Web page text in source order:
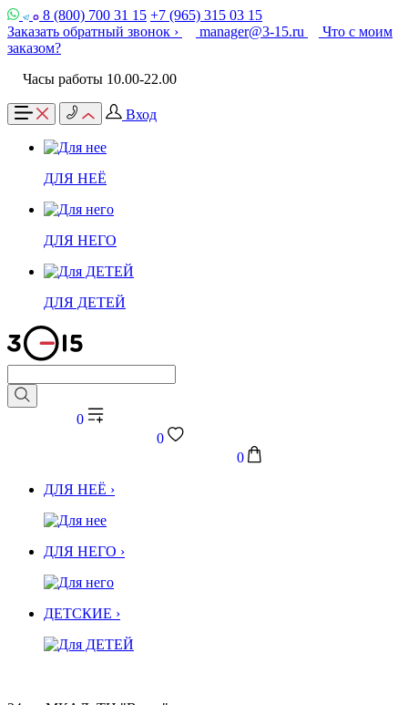
8 (800) 700 31 15 +7 (965) 315 03 15
Заказать обратный звонок ›
manager@3-15.ru
Что с моим
заказом?
Часы работы 10.00-22.00
Вход
ДЛЯ НЕЁ
ДЛЯ НЕГО
ДЛЯ ДЕТЕЙ
0
0
0
ДЛЯ НЕЁ ›
ДЛЯ НЕГО ›
ДЕТСКИЕ ›